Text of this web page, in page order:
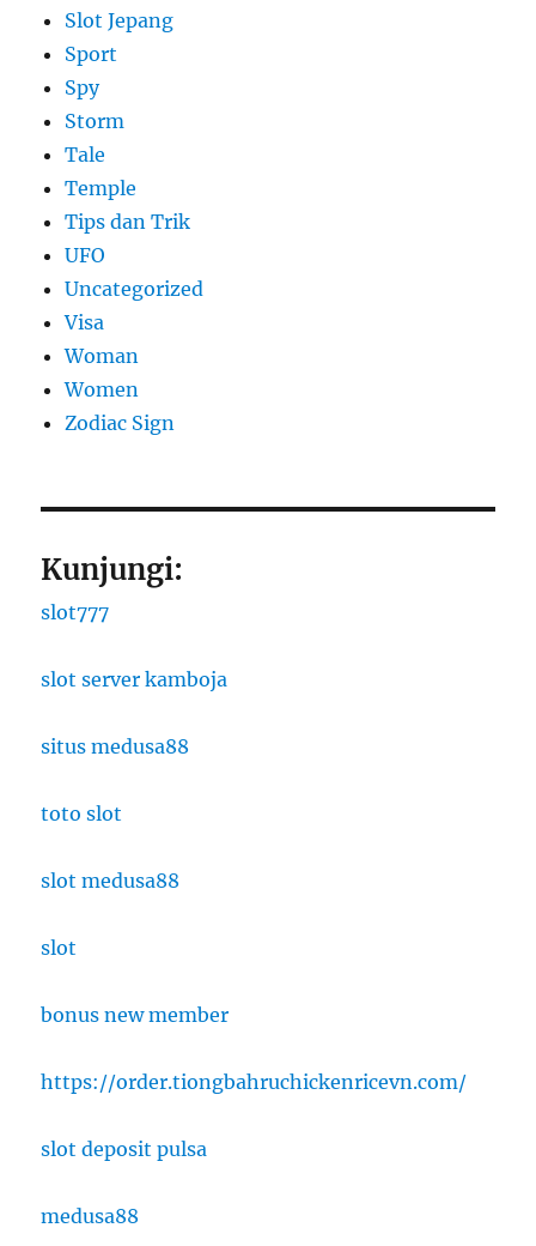
Slot Jepang
Sport
Spy
Storm
Tale
Temple
Tips dan Trik
UFO
Uncategorized
Visa
Woman
Women
Zodiac Sign
Kunjungi:
slot777
slot server kamboja
situs medusa88
toto slot
slot medusa88
slot
bonus new member
https://order.tiongbahruchickenricevn.com/
slot deposit pulsa
medusa88